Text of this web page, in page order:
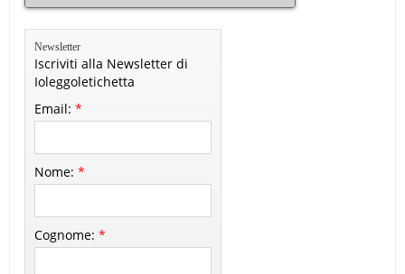
Newsletter
Iscriviti alla Newsletter di
Ioleggoletichetta
Email:*
Nome:*
Cognome:*